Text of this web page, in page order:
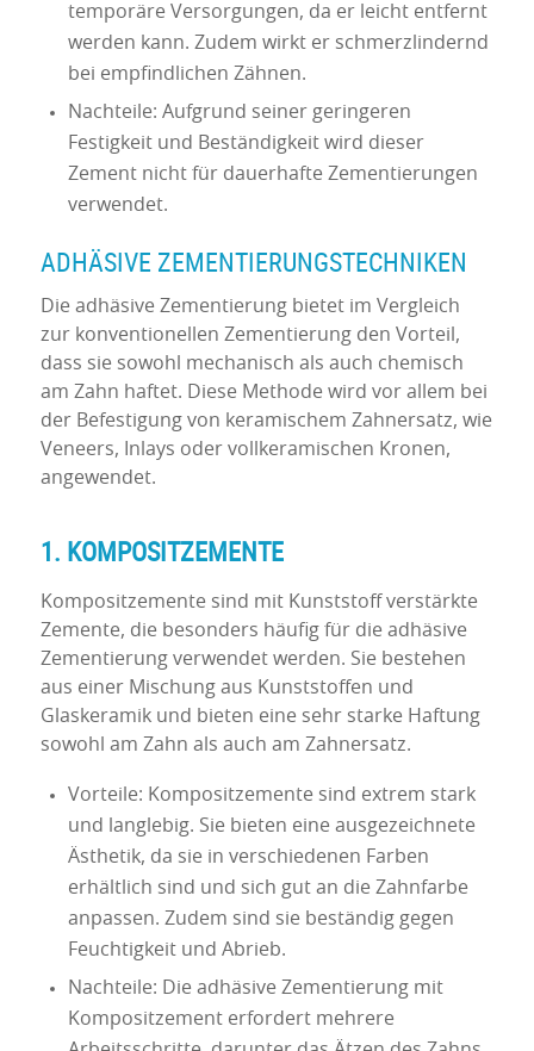
temporäre Versorgungen, da er leicht entfernt
werden kann. Zudem wirkt er schmerzlindernd
bei empfindlichen Zähnen.
Nachteile: Aufgrund seiner geringeren
Festigkeit und Beständigkeit wird dieser
Zement nicht für dauerhafte Zementierungen
verwendet.
ADHÄSIVE ZEMENTIERUNGSTECHNIKEN
Die adhäsive Zementierung bietet im Vergleich
zur konventionellen Zementierung den Vorteil,
dass sie sowohl mechanisch als auch chemisch
am Zahn haftet. Diese Methode wird vor allem bei
der Befestigung von keramischem Zahnersatz, wie
Veneers, Inlays oder vollkeramischen Kronen,
angewendet.
1. KOMPOSITZEMENTE
Kompositzemente sind mit Kunststoff verstärkte
Zemente, die besonders häufig für die adhäsive
Zementierung verwendet werden. Sie bestehen
aus einer Mischung aus Kunststoffen und
Glaskeramik und bieten eine sehr starke Haftung
sowohl am Zahn als auch am Zahnersatz.
Vorteile: Kompositzemente sind extrem stark
und langlebig. Sie bieten eine ausgezeichnete
Ästhetik, da sie in verschiedenen Farben
erhältlich sind und sich gut an die Zahnfarbe
anpassen. Zudem sind sie beständig gegen
Feuchtigkeit und Abrieb.
Nachteile: Die adhäsive Zementierung mit
Kompositzement erfordert mehrere